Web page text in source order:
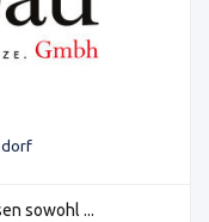
sowohl ...